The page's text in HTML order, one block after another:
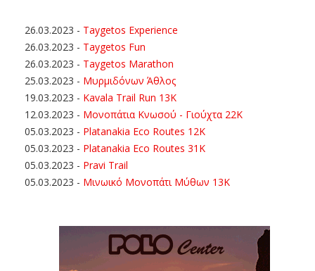
26.03.2023 - Taygetos Experience
26.03.2023 - Taygetos Fun
26.03.2023 - Taygetos Marathon
25.03.2023 - Μυρμιδόνων Άθλος
19.03.2023 - Kavala Trail Run 13K
12.03.2023 - Μονοπάτια Κνωσού - Γιούχτα 22Κ
05.03.2023 - Platanakia Eco Routes 12K
05.03.2023 - Platanakia Eco Routes 31K
05.03.2023 - Pravi Trail
05.03.2023 - Μινωικό Μονοπάτι Μύθων 13Κ